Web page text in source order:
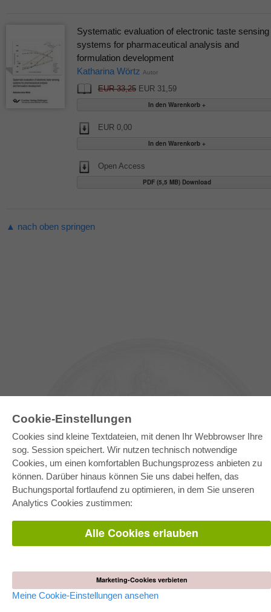
Cookie-Einstellungen
Cookies sind kleine Textdateien, mit denen Ihr Webbrowser Ihre
sog. Session speichert. Wir nutzen technisch notwendige
Cookies, um einen komfortablen Buchungsprozess anbieten zu
können. Darüber hinaus können Sie uns dabei helfen, das
Buchungsportal fortlaufend zu optimieren, in dem Sie unseren
Analytics Cookies zustimmen:
Alle Cookies erlauben
Marketing-Cookies verbieten
Meine Cookie-Einstellungen ansehen
Systematic evaluation of electronic taste sensing
systems for pharmaceutical analysis and
formulation development
Katharina Wörtz Autor
EUR 33,25EUR 31,59
EUR 0,00
Open Access
PDF (5,5 MB) Download
▲ nach oben springen
E-COLLECTION
Gesamtpaket
Fachbereichspakete
Bereitstellung von E-Books
Häufig gestellte Fragen (FAQ)
AGB